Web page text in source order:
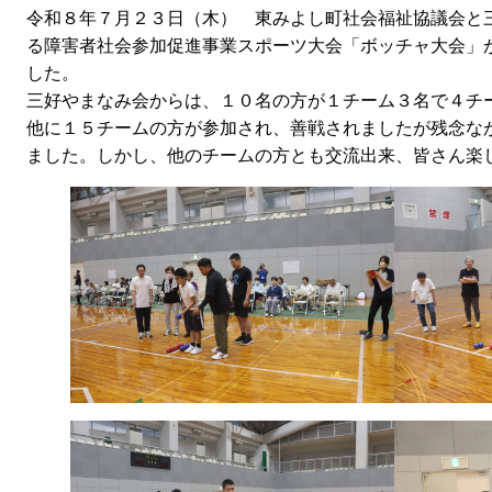
令和８年７月２３日（木） 東みよし町社会福祉協議会と
る障害者社会参加促進事業スポーツ大会「ボッチャ大会
した。
三好やまなみ会からは、１０名の方が１チーム３名で４
他に１５チームの方が参加され、善戦されましたが残念
ました。しかし、他のチームの方とも交流出来、皆さん楽